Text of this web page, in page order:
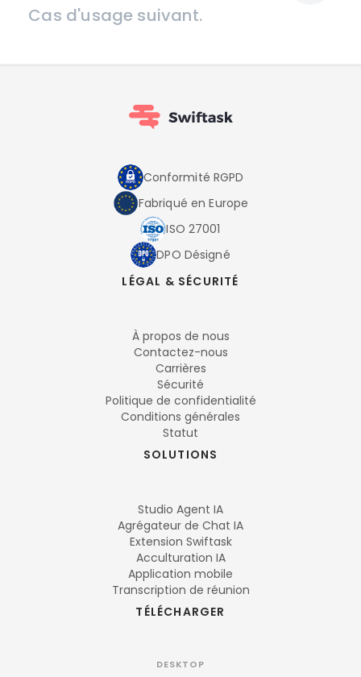
Cas d'usage suivant.
Conformité RGPD
Fabriqué en Europe
ISO 27001
DPO Désigné
LÉGAL & SÉCURITÉ
À propos de nous
Contactez-nous
Carrières
Sécurité
Politique de confidentialité
Conditions générales
Statut
SOLUTIONS
Studio Agent IA
Agrégateur de Chat IA
Extension Swiftask
Acculturation IA
Application mobile
Transcription de réunion
TÉLÉCHARGER
DESKTOP